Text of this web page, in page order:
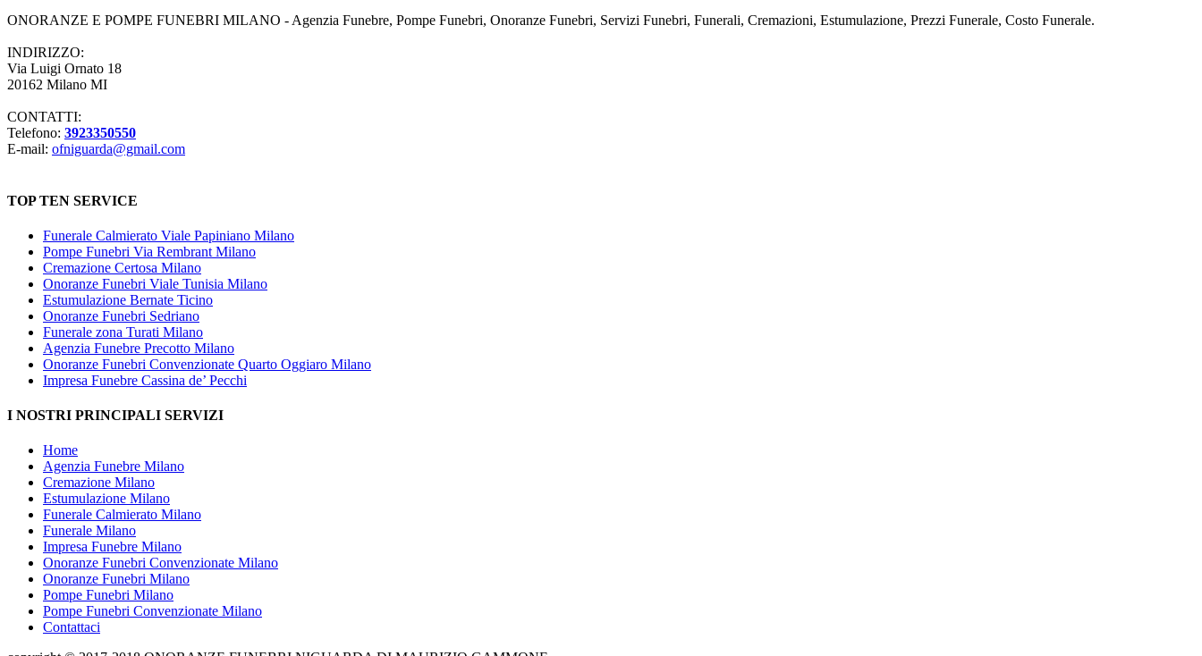
ONORANZE E POMPE FUNEBRI MILANO - Agenzia Funebre, Pompe Funebri, Onoranze Funebri, Servizi Funebri, Funerali, Cremazioni, Estumulazione, Prezzi Funerale, Costo Funerale.
INDIRIZZO:
Via Luigi Ornato 18
20162 Milano MI
CONTATTI:
Telefono: 3923350550
E-mail: ofniguarda@gmail.com
TOP TEN SERVICE
Funerale Calmierato Viale Papiniano Milano
Pompe Funebri Via Rembrant Milano
Cremazione Certosa Milano
Onoranze Funebri Viale Tunisia Milano
Estumulazione Bernate Ticino
Onoranze Funebri Sedriano
Funerale zona Turati Milano
Agenzia Funebre Precotto Milano
Onoranze Funebri Convenzionate Quarto Oggiaro Milano
Impresa Funebre Cassina de’ Pecchi
I NOSTRI PRINCIPALI SERVIZI
Home
Agenzia Funebre Milano
Cremazione Milano
Estumulazione Milano
Funerale Calmierato Milano
Funerale Milano
Impresa Funebre Milano
Onoranze Funebri Convenzionate Milano
Onoranze Funebri Milano
Pompe Funebri Milano
Pompe Funebri Convenzionate Milano
Contattaci